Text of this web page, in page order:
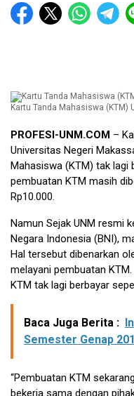
Kartu Tanda Mahasiswa (KTM)
PROFESI-UNM.COM –
Universitas Negeri
Mahasiswa (KTM) tak lagi
pembuatan KTM masih
Rp10.000.
Namun Sejak UNM resmi
Negara Indonesia (BNI),
Hal tersebut dibenarkan
melayani pembuatan
KTM tak lagi berbayar
Baca Juga Berita :
Semester Genap
“Pembuatan KTM
bekerja sama dengan